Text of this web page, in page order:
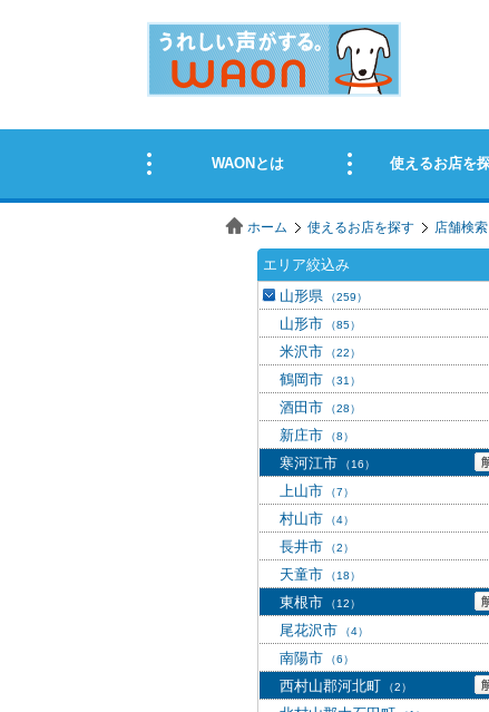
ホーム 使えるお店を探す 店舗検索
エリア絞込み
山形県
（259）
山形市 （85）
米沢市 （22）
鶴岡市 （31）
酒田市 （28）
新庄市 （8）
寒河江市 （16）
上山市 （7）
村山市 （4）
長井市 （2）
天童市 （18）
東根市 （12）
尾花沢市 （4）
南陽市 （6）
西村山郡河北町 （2）